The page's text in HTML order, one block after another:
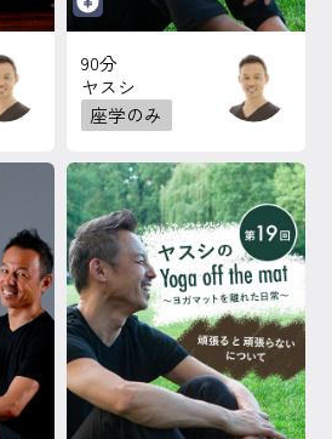
90分
ヤスシ
座学のみ